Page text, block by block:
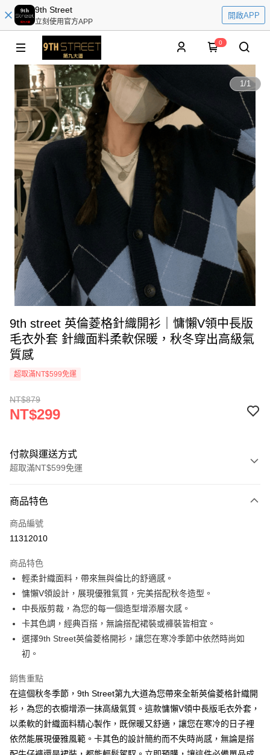
9th Street
立刻使用官方APP
開啟APP
0
1/1
9th street 英倫菱格針織開衫｜慵懶V領中長版
毛衣外套 針織面料柔軟保暖，秋冬穿出高級氣
質感
超取滿NT$599免運
NT$879
NT$299
付款與運送方式
超取滿NT$599免運
信用卡一次付款
超商取貨付款
運送方式
全家取貨付款
每筆NT$130，滿NT$599(含以上)免運費
付款後全家取貨.
每筆NT$130，滿NT$599(含以上)免運費
7-11取貨付款
每筆NT$130，滿NT$599(含以上)免運費
付款後7-11取貨.
每筆NT$130，滿NT$599(含以上)免運費
商品特色
商品編號
11312010
商品特色
輕柔針織面料，帶來無與倫比的舒適感。
慵懶V領設計，展現優雅氣質，完美搭配秋冬造型。
中長版剪裁，為您的每一個造型增添層次感。
卡其色調，經典百搭，無論搭配裙裝或褲裝皆相宜。
選擇9th Street英倫菱格開衫，讓您在寒冷季節中依然時尚如
初。
銷售重點
在這個秋冬季節，9th Street第九大道為您帶來全新英倫菱格針織開
衫，為您的衣櫥增添一抹高級氣質。這款慵懶V領中長版毛衣外套，
以柔軟的針織面料精心製作，既保暖又舒適，讓您在寒冷的日子裡
依然能展現優雅風範。卡其色的設計簡約而不失時尚感，無論是搭